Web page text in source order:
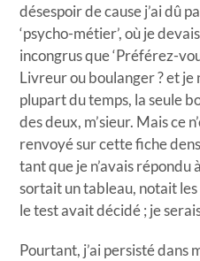
désespoir de cause j’ai dû
‘psycho-métier’, où je
incongrus que ‘Préférez-
Livreur ou boulanger ? et je
plupart du temps, la seule
des deux, m’sieur. Mais ce
renvoyé sur cette fiche
tant que je n’avais répondu
sortait un tableau, notait les
le test avait décidé ; je
Pourtant, j’ai persisté dans